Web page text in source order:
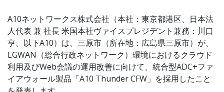
A10ネットワークス株式会社（本社：東京都港区、日本法
人代表 兼 社長 米国本社ヴァイスプレジデント兼務：川口
亨、以下A10）は、三原市（所在地：広島県三原市）が、
LGWAN（総合行政ネットワーク）環境におけるクラウド
利用及びWeb会議の運用改善に向けて、統合型ADC+ファ
イアウォール製品「A10 Thunder CFW」を採用したこと